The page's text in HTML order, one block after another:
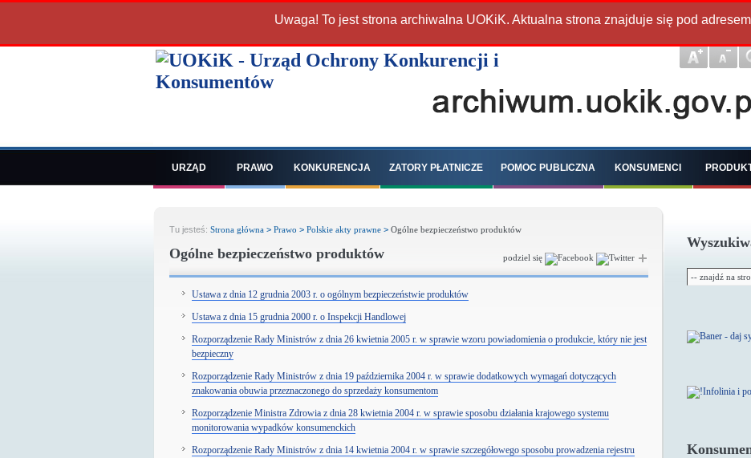
Uwaga! To jest strona archiwalna UOKiK. Aktualna strona znajduje się pod
URZĄD PRAWO KONKURENCJA ZATORY PŁATNICZE POMOC PUBLICZNA KONSUMENCI
Tu jesteś: Strona główna> Prawo > Polskie akty prawne> Ogólne bezpieczeństwo produktów
Ogólne bezpieczeństwo produktów podziel się
Ustawa z dnia 12 grudnia 2003 r. o ogólnym bezpieczeństwie produktów
Ustawa z dnia 15 grudnia 2000 r. o Inspekcji Handlowej
Rozporządzenie Rady Ministrów z dnia 26 kwietnia 2005 r. w sprawie wzoru powiadomienia o produkcie, który nie jest
bezpieczny
Rozporządzenie Rady Ministrów z dnia 19 października 2004 r. w sprawie dodatkowych wymagań dotyczących
znakowania obuwia przeznaczonego do sprzedaży konsumentom
Rozporządzenie Ministra Zdrowia z dnia 28 kwietnia 2004 r. w sprawie sposobu działania krajowego systemu
monitorowania wypadków konsumenckich
Rozporządzenie Rady Ministrów z dnia 14 kwietnia 2004 r. w sprawie szczegółowego sposobu prowadzenia rejestru